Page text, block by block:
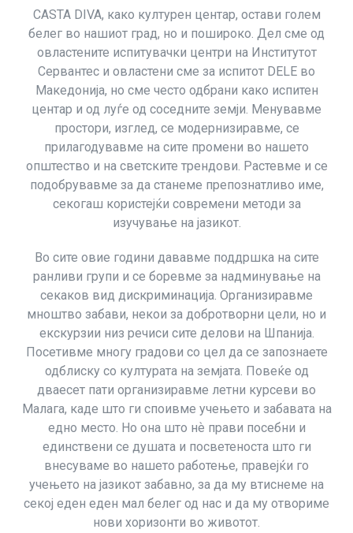
CASTA DIVA, како културен центар, остави голем
белег во нашиот град, но и пошироко. Дел сме од
овластените испитувачки центри на Институтот
Сервантес и овластени сме за испитот DELE во
Македонија, но сме често одбрани како испитен
центар и од луѓе од соседните земји. Менувавме
простори, изглед, се модернизиравме, се
прилагодувавме на сите промени во нашето
општество и на светските трендови. Растевме и се
подобрувавме за да станеме препознатливо име,
секогаш користејќи современи методи за
изучување на јазикот.
Во сите овие години дававме поддршка на сите
ранливи групи и се боревме за надминување на
секаков вид дискриминација. Организиравме
мноштво забави, некои за добротворни цели, но и
екскурзии низ речиси сите делови на Шпанија.
Посетивме многу градови со цел да се запознаете
одблиску со културата на земјата. Повеќе од
дваесет пати организиравме летни курсеви во
Малага, каде што ги споивме учењето и забавата на
едно место. Но она што нѐ прави посебни и
единствени се душата и посветеноста што ги
внесуваме во нашето работење, правејќи го
учењето на јазикот забавно, за да му втиснеме на
секој еден еден мал белег од нас и да му отвориме
нови хоризонти во животот.